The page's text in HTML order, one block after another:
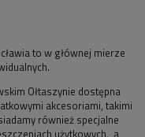
to w głównej mierze
Ołtaszynie dostępna
akcesoriami, takimi
również specjalne
użytkowych, a